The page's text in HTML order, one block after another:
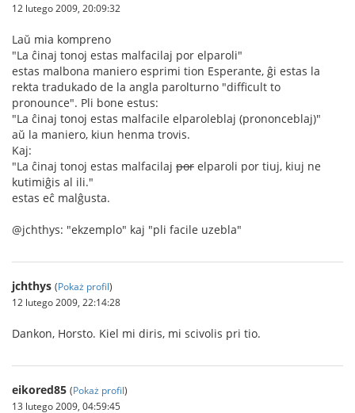
12 lutego 2009, 20:09:32
Laŭ mia kompreno
"La ĉinaj tonoj estas malfacilaj por elparoli"
estas malbona maniero esprimi tion Esperante, ĝi estas la
rekta tradukado de la angla parolturno "difficult to
pronounce". Pli bone estus:
"La ĉinaj tonoj estas malfacile elparoleblaj (prononceblaj)"
aŭ la maniero, kiun henma trovis.
Kaj:
"La ĉinaj tonoj estas malfacilaj por elparoli por tiuj, kiuj ne
kutimiĝis al ili."
estas eĉ malĝusta.
@jchthys: "ekzemplo" kaj "pli facile uzebla"
jchthys (Pokaż profil)
12 lutego 2009, 22:14:28
Dankon, Horsto. Kiel mi diris, mi scivolis pri tio.
eikored85 (Pokaż profil)
13 lutego 2009, 04:59:45